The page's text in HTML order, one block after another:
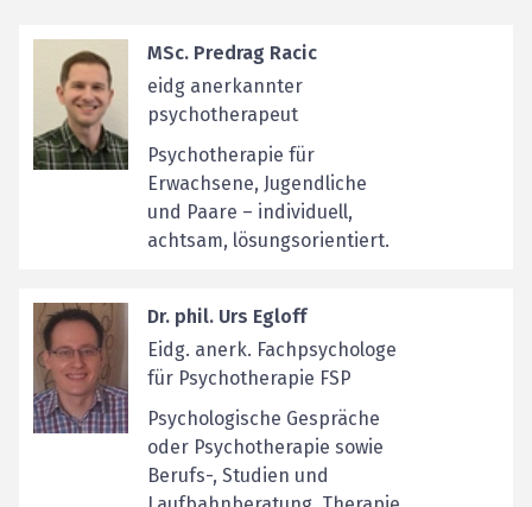
MSc. Predrag Racic
eidg anerkannter
psychotherapeut
Psychotherapie für
Erwachsene, Jugendliche
und Paare – individuell,
achtsam, lösungsorientiert.
Dr. phil. Urs Egloff
Eidg. anerk. Fachpsychologe
für Psychotherapie FSP
Psychologische Gespräche
oder Psychotherapie sowie
Berufs-, Studien und